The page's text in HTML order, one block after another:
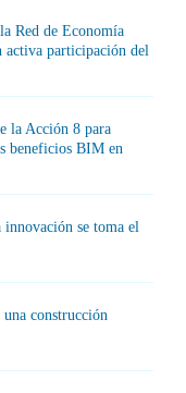
Red de Economía
participación del
la Acción 8 para
beneficios BIM en
se toma el
construcción